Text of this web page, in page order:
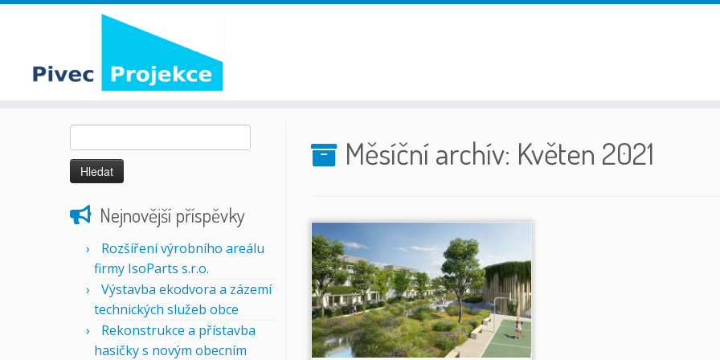
Vyhledávání
Nejnovější příspěvky
Rozšíření výrobního areálu
firmy IsoParts s.r.o.
Výstavba ekodvora a zázemí
technických služeb obce
Rekonstrukce a přístavba
hasičky s novým obecním
Měsíční archív: Květen 2021